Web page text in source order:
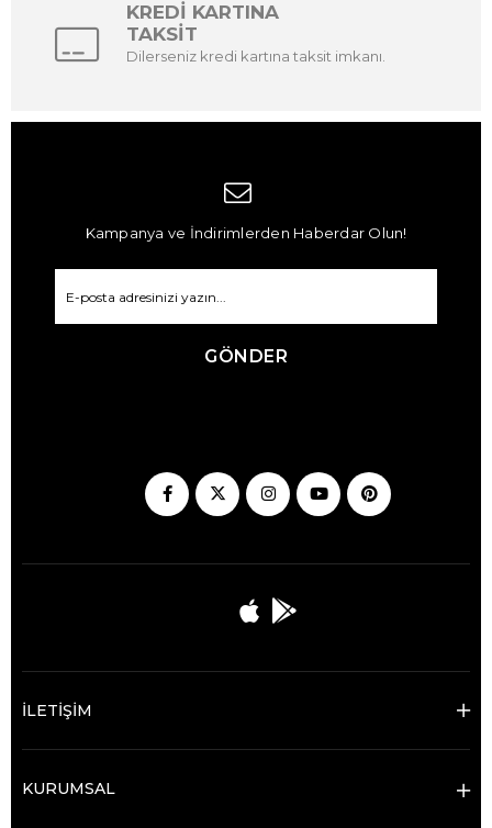
KREDİ KARTINA
TAKSİT
Dilerseniz kredi kartına taksit imkanı.
Kampanya ve İndirimlerden Haberdar Olun!
GÖNDER
İLETİŞİM
KURUMSAL